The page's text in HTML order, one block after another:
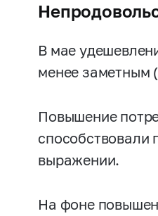
В мае
менее заметным
Повышение
способствовали
выражении.
На фоне